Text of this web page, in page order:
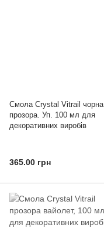
Смола Crystal Vitrail чорна
прозора. Уп. 100 мл для
декоративних виробів
365.00 грн